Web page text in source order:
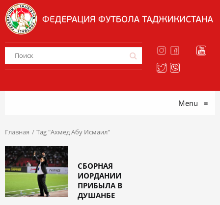
Menu ≡
Главная Tag "Ахмед Абу Исмаил"
СБОРНАЯ
ИОРДАНИИ
ПРИБЫЛА В
ДУШАНБЕ